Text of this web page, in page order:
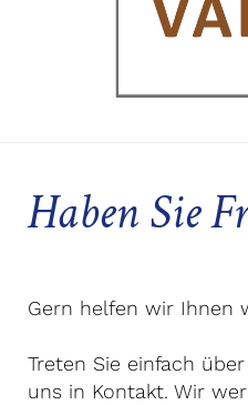
Haben Sie
Gern helfen wir Ihnen
Treten Sie einfach
uns in Kontakt. Wir